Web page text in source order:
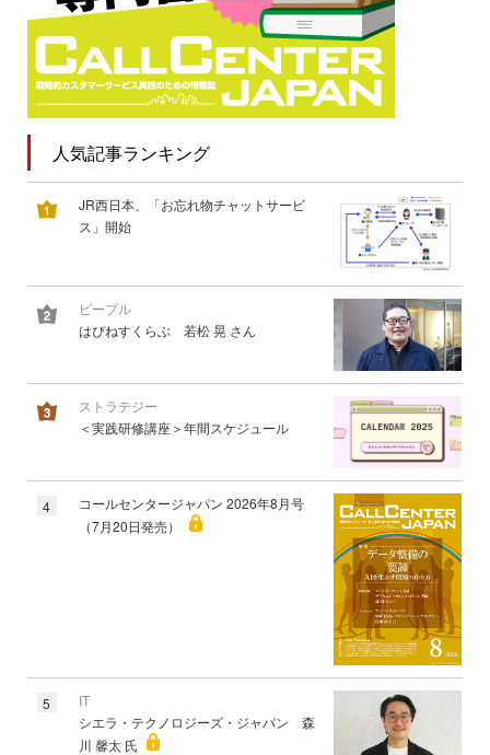
人気記事ランキング
JR西日本、「お忘れ物チャットサービ
ス」開始
ピープル
はぴねすくらぶ 若松 晃 さん
ストラテジー
＜実践研修講座＞年間スケジュール
4
コールセンタージャパン 2026年8月号
（7月20日発売）
5
IT
シエラ・テクノロジーズ・ジャパン 森
川 馨太 氏